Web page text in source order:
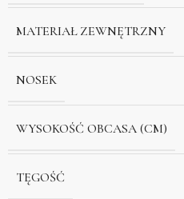
MATERIAŁ ZEWNĘTRZNY
NOSEK
WYSOKOŚĆ OBCASA (CM)
TĘGOŚĆ